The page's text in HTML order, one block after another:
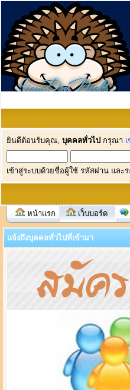
ยินดีต้อนรับคุณ, บุคคลทั่วไป กรุณา
เข้าสู่ระบบด้วยชื่อผู้ใช้ รหัสผ่าน และร
หน้าแรก เว็บบอร์ด
แจ้งถึงบุคคลทั่วไปที่เข้ามา